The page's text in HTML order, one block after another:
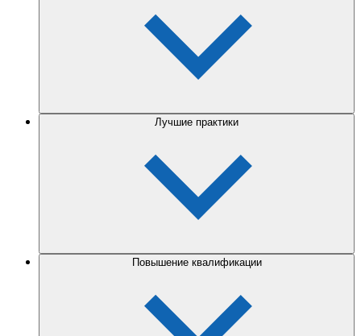
Лучшие практики
Повышение квалификации